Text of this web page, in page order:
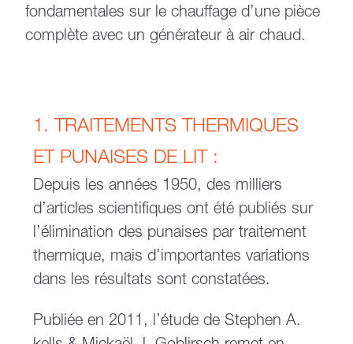
fondamentales sur le chauffage d’une pièce
complète avec un générateur à air chaud.
1. TRAITEMENTS THERMIQUES
ET PUNAISES DE LIT :
Depuis les années 1950, des milliers
d’articles scientifiques ont été publiés sur
l’élimination des punaises par traitement
thermique, mais d’importantes variations
dans les résultats sont constatées.
Publiée en 2011, l’étude de Stephen A.